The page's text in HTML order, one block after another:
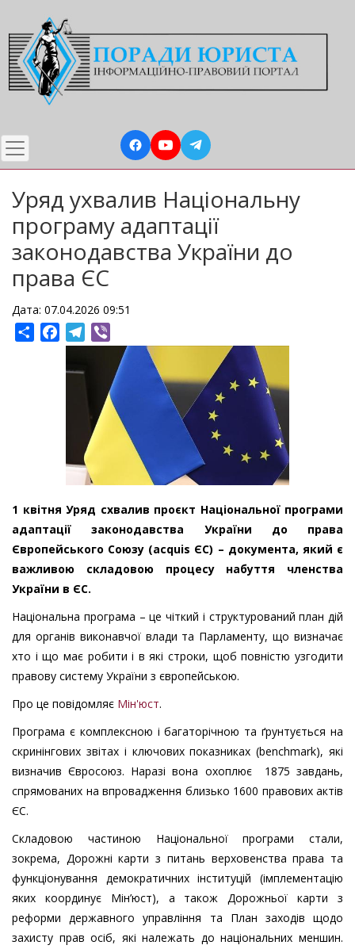
до
основного
вмісту
Уряд ухвалив Національну
програму адаптації
законодавства України до
права ЄС
Дата: 07.04.2026 09:51
ShareFacebookTelegram
1 квітня Уряд схвалив проєкт Національної програми
адаптації законодавства України до права
Європейського Союзу (acquis ЄС) – документа, який є
важливою складовою процесу набуття членства
України в ЄС.
Національна програма – це чіткий і структурований план дій
для органів виконавчої влади та Парламенту, що визначає
хто і що має робити і в які строки, щоб повністю узгодити
правову систему України з європейською.
Про це повідомляє Мін'юст.
Програма є комплексною і багаторічною та ґрунтується на
скринінгових звітах і ключових показниках (benchmark), які
визначив Євросоюз. Наразі вона охоплює 1875 завдань,
спрямованих на впровадження близько 1600 правових актів
ЄС.
Складовою частиною Національної програми стали,
зокрема, Дорожні карти з питань верховенства права та
функціонування демократичних інституцій (імплементацію
яких координує Мін’юст), а також Дорожньої карти з
реформи державного управління та План заходів щодо
захисту прав осіб, які належать до національних меншин.